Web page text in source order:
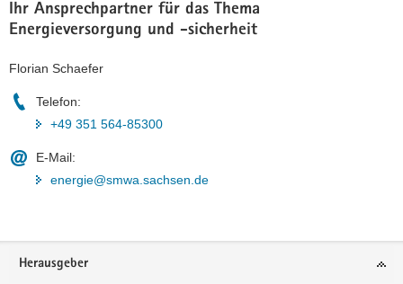
Ihr Ansprechpartner für das Thema
Energieversorgung und -sicherheit
Florian Schaefer
Telefon:
+49 351 564-85300
E-Mail:
energie@smwa.sachsen.de
Footer-
Herausgeber